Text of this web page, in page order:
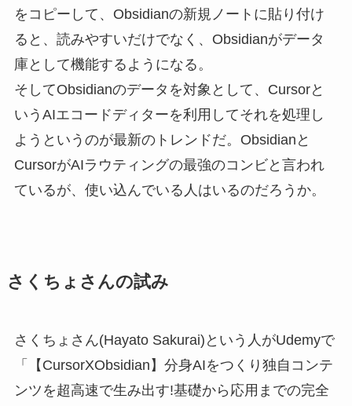
をコピーして、Obsidianの新規ノートに貼り付け
ると、読みやすいだけでなく、Obsidianがデータ
庫として機能するようになる。
そしてObsidianのデータを対象として、Cursorと
いうAIエコードディターを利用してそれを処理し
ようというのが最新のトレンドだ。Obsidianと
CursorがAIラウティングの最強のコンビと言われ
ているが、使い込んでいる人はいるのだろうか。
さくちょさんの試み
さくちょさん(Hayato Sakurai)という人がUdemyで
「【CursorXObsidian】分身AIをつくり独自コンテ
ンツを超高速で生み出す!基礎から応用までの完全